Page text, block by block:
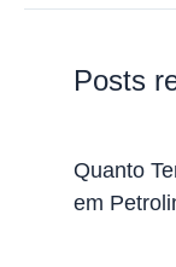
Posts
Quanto
em